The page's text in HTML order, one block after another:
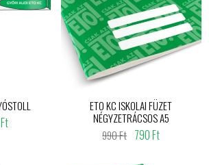
ETO KC ISKOLAI FÜZET
NÉGYZETRÁCSOS A5
990 Ft 790 Ft